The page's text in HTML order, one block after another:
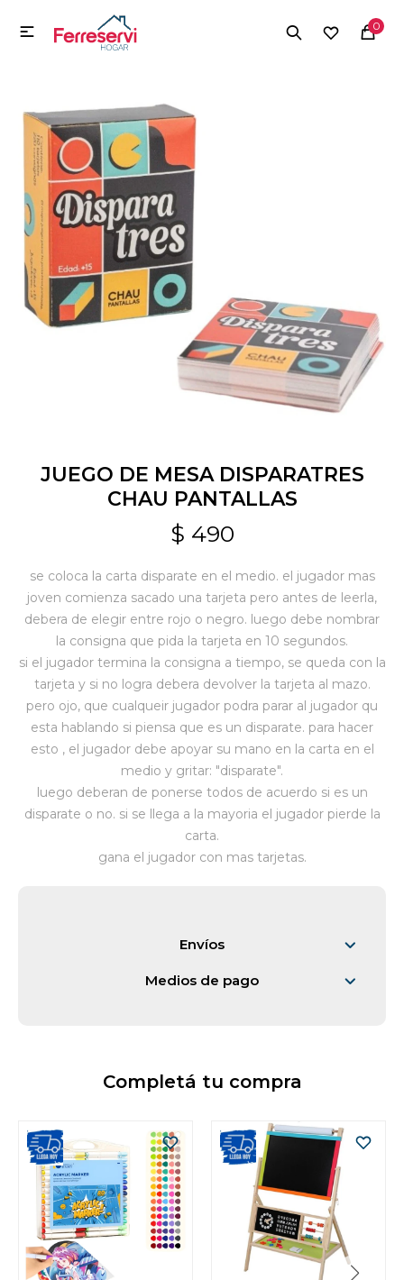
0

JUEGO DE MESA DISPARATRES
CHAU PANTALLAS
$ 490
se coloca la carta disparate en el medio. el jugador mas
joven comienza sacado una tarjeta pero antes de leerla,
debera de elegir entre rojo o negro. luego debe nombrar
la consigna que pida la tarjeta en 10 segundos.
si el jugador termina la consigna a tiempo, se queda con la
tarjeta y si no logra debera devolver la tarjeta al mazo.
pero ojo, que cualqueir jugador podra parar al jugador qu
esta hablando si piensa que es un disparate. para hacer
esto , el jugador debe apoyar su mano en la carta en el
medio y gritar: "disparate".
luego deberan de ponerse todos de acuerdo si es un
disparate o no. si se llega a la mayoria el jugador pierde la
carta.
gana el jugador con mas tarjetas.
Envíos
Medios de pago
Completá tu compra
MI CUENTA
Herramientas y Construcción
Electrodomésticos
Tecnología
Jardín y Aire Libre
Juguetes y artículos para bebé
Gastronomía